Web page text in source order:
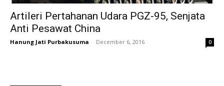
Artileri Pertahanan Udara PGZ-95, Senjata
Anti Pesawat China
Hanung Jati Purbakusuma - December 6, 2016 0